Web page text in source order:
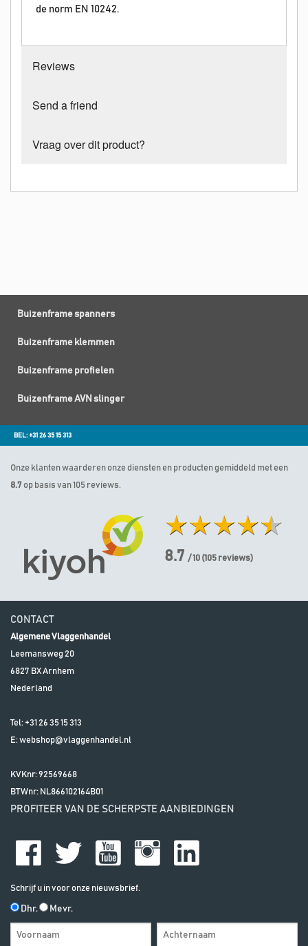
de norm EN 10242.
Reviews
Send a friend
Vraag over dit product?
Buizenframe spanners
Buizenframe klemmen
Buizenframe profielen
Buizenframe AVN slinger
BEL: +31 26 35 15 313
Onze klanten waarderen onze diensten en producten gemiddeld met een
8.7 op basis van 105 reviews.
8.7 / 10 (105 reviews)
CONTACT
Algemene Vlaggenhandel
Leemansweg 20
6827 BXArnhem
Nederland
Tel: +31 26 35 15 313
E:webshop@vlaggenhandel.nl
KVKnr: 92569668
BTWnr: NL866102164B01
PROFITEER VAN DE SCHERPSTE AANBIEDINGEN
Schrijf u in voor onze nieuwsbrief.
Dhr. Mevr.